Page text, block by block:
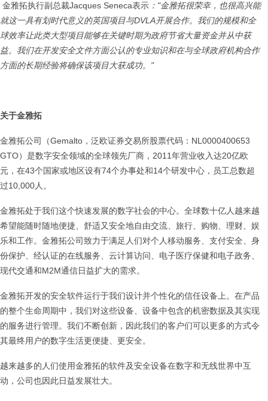
金雅拓执行副总裁Jacques Seneca表示 ： "金雅拓很荣幸，也很高兴能
就这一具有划时代意义的英国项目与DVLA开展合作。我们的规模和全
球效率让此类大型项目能够在关键时期为政府节省大量资金并从中获
益。我们在开发安全文件方面公认的专业知识和在与全球政府机构合作
方面的长期经验将确保该项目大获成功。 "
关于金雅拓
金雅拓公司（Gemalto，泛欧证券交易所股票代码：NL0000400653
GTO）是数字安全领域的全球领先厂商，2011年营业收入达20亿欧
元，在43个国家或地区设有74个办事处和14个研发中心，员工总数超
过10,000人。
金雅拓处于我们这个快速发展的数字社会的中心。全球数十亿人越来越
希望能随时随地便捷、舒适又安全地自由交流、旅行、购物、理财、娱
乐和工作。金雅拓公司致力于满足人们对个人移动服务、支付安全、身
份保护、经认证的在线服务、云计算访问、电子医疗保健和电子政务、
现代交通和M2M通信日益扩大的需求。
金雅拓开发的安全软件运行于我们设计并个性化的信任设备上。在产品
的整个生命周期中，我们对这些设备、设备中包含的机密数据及其实现
的服务进行管理。我们不断创新，因此我们的客户们可以更多的方式令
其最终用户的数字生活更便捷、更安全。
越来越多的人们使用金雅拓的软件及安全设备在数字和无线世界中互
动，公司也因此日益发展壮大。